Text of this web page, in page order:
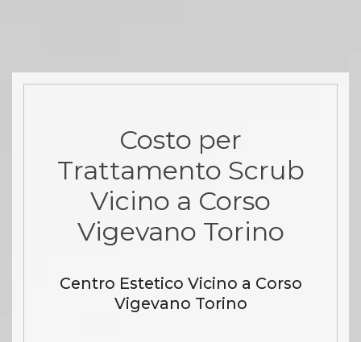
Costo per
Trattamento Scrub
Vicino a Corso
Vigevano Torino
Centro Estetico Vicino a Corso
Vigevano Torino